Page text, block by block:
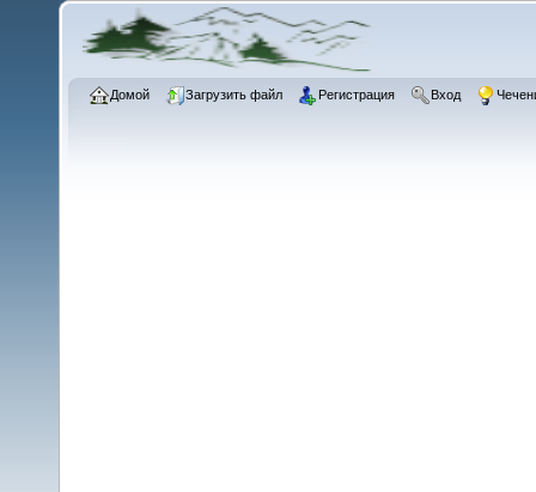
Домой Загрузить файл Регистрация Вход